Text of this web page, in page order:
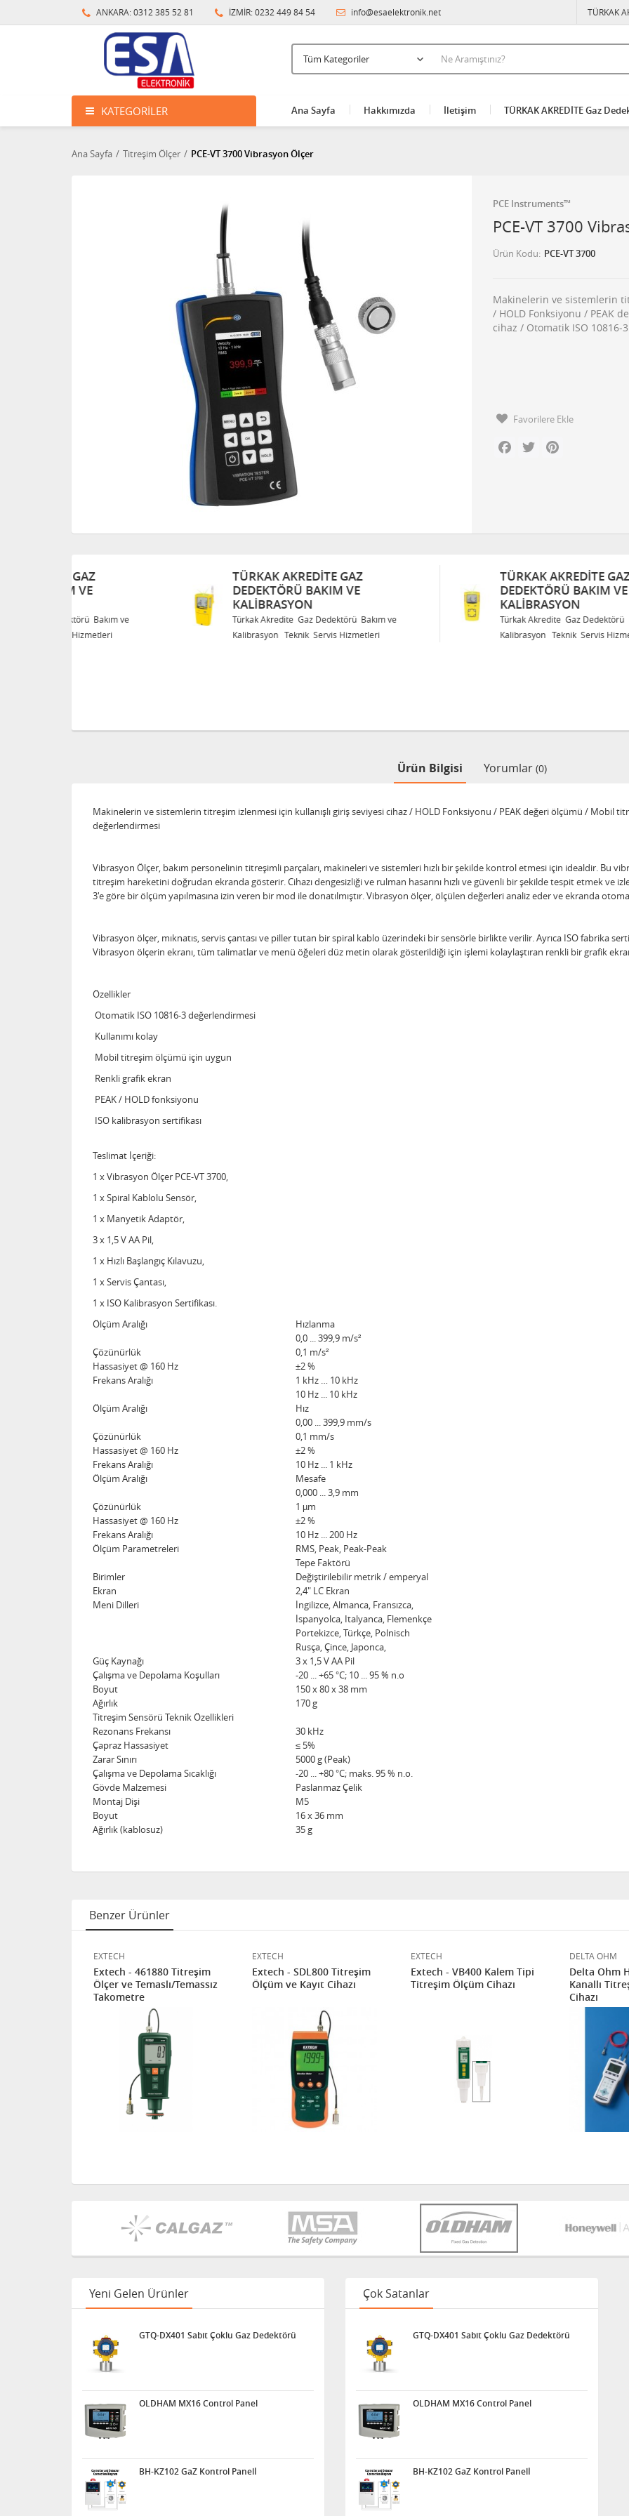
ANKARA: 0312 385 52 81 İZMİR: 0232 449 84 54 info@esaelektronik.net TÜRKAK
KATEGORILER Ana Sayfa Hakkımızda İletişim TÜRKAK AKREDİTE Gaz
Ana Sayfa Titreşim Ölçer PCE-VT 3700 Vibrasyon Ölçer
PCE Instruments™
PCE-VT 3700
Ürün Kodu PCE-VT 3700
Makinelerin ve sistemlerin
/ HOLD Fonksiyonu / PEAK
cihaz / Otomatik ISO
Favorilere Ekle
Facebook
Twitter
TÜRKAK AKREDITE GAZ
DEDEKTÖRÜ BAKIM VE
KALIBRASYON
Türkak Akredite Gaz Dedektörü Bakım ve
Kalibrasyon Teknik Servis Hizmetleri
TÜRKAK AKREDITE GAZ
DEDEKTÖRÜ BAKIM VE
KALIBRASYON
Türkak Akredite Gaz Dedektörü Bakım ve
Kalibrasyon Teknik Servis Hizmetleri
Ürün Bilgisi Yorumlar (0)
Makinelerin ve sistemlerin titreşim izlenmesi için kullanışlı giriş seviyesi cihaz / HOLD Fonksiyonu / PEAK değeri ölçümü / Mobil
değerlendirmesi
Vibrasyon Ölçer, bakım personelinin titreşimli parçaları, makineleri ve sistemleri hızlı bir şekilde kontrol etmesi için idealdir. Bu
titreşim hareketini doğrudan ekranda gösterir. Cihazı dengesizliği ve rulman hasarını hızlı ve güvenli bir şekilde tespit etmek ve
3'e göre bir ölçüm yapılmasına izin veren bir mod ile donatılmıştır. Vibrasyon ölçer, ölçülen değerleri analiz eder ve ekranda
Vibrasyon ölçer, mıknatıs, servis çantası ve piller tutan bir spiral kablo üzerindeki bir sensörle birlikte verilir. Ayrıca ISO fabrika
Vibrasyon ölçerin ekranı, tüm talimatlar ve menü öğeleri düz metin olarak gösterildiği için işlemi kolaylaştıran renkli bir grafik
Özellikler
Otomatik ISO 10816-3 değerlendirmesi
Kullanımı kolay
Mobil titreşim ölçümü için uygun
Renkli grafik ekran
PEAK / HOLD fonksiyonu
ISO kalibrasyon sertifikası
Teslimat İçeriği:
1 x Vibrasyon Ölçer PCE-VT 3700,
1 x Spiral Kablolu Sensör,
1 x Manyetik Adaptör,
3 x 1,5 V AA Pil,
1 x Hızlı Başlangıç Kılavuzu,
1 x Servis Çantası,
1 x ISO Kalibrasyon Sertifikası.
Ölçüm Aralığı
Hızlanma
0,0 ... 399,9 m/s²
Çözünürlük
0,1 m/s²
Hassasiyet @ 160 Hz
±2 %
Frekans Aralığı
1 kHz … 10 kHz
10 Hz ... 10 kHz
Ölçüm Aralığı
Hız
0,00 ... 399,9 mm/s
Çözünürlük
0,1 mm/s
Hassasiyet @ 160 Hz
±2 %
Frekans Aralığı
10 Hz ... 1 kHz
Ölçüm Aralığı
Mesafe
0,000 ... 3,9 mm
Çözünürlük
1 µm
Hassasiyet @ 160 Hz
±2 %
Frekans Aralığı
10 Hz ... 200 Hz
Ölçüm Parametreleri
RMS, Peak, Peak-Peak
Tepe Faktörü
Birimler
Değiştirilebilir metrik / emperyal
Ekran
2,4" LC Ekran
Meni Dilleri
İngilizce, Almanca, Fransızca,
İspanyolca, Italyanca, Flemenkçe
Portekizce, Türkçe, Polnisch
Rusça, Çince, Japonca,
Güç Kaynağı
3 x 1,5 V AA Pil
Çalışma ve Depolama Koşulları
-20 ... +65 °C; 10 ... 95 % n.o
Boyut
150 x 80 x 38 mm
Ağırlık
170 g
Titreşim Sensörü Teknik Özellikleri
Rezonans Frekansı
30 kHz
Çapraz Hassasiyet
≤ 5%
Zarar Sınırı
5000 g (Peak)
Çalışma ve Depolama Sıcaklığı
-20 ... +80 °C; maks. 95 % n.o.
Gövde Malzemesi
Paslanmaz Çelik
Montaj Dişi
M5
Boyut
16 x 36 mm
Ağırlık (kablosuz)
35 g
Benzer Ürünler
EXTECH
Extech - 461880 Titreşim
Ölçer ve Temaslı/Temassız
Takometre
EXTECH
Extech - SDL800 Titreşim
Ölçüm ve Kayıt Cihazı
EXTECH
Extech - VB400 Kalem Tipi
Titreşim Ölçüm Cihazı
DELTA OHM
Delta Ohm
Kanallı
Cihazı
Yeni Gelen Ürünler
GTQ-DX401 Sabit Çoklu Gaz Dedektörü
OLDHAM MX16 Control Panel
BH-KZ102 GaZ Kontrol Panelİ
Çok Satanlar
GTQ-DX401 Sabit Çoklu Gaz Dedektörü
OLDHAM MX16 Control Panel
BH-KZ102 GaZ Kontrol Panelİ